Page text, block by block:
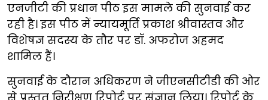
एनजीटी की प्रधान पीठ इस मामले की सुनवाई कर
रही है। इस पीठ में न्यायमूर्ति प्रकाश श्रीवास्तव और
विशेषज्ञ सदस्य के तौर पर डॉ. अफरोज अहमद
शामिल हैं।
सुनवाई के दौरान अधिकरण ने जीएनसीटीडी की ओर